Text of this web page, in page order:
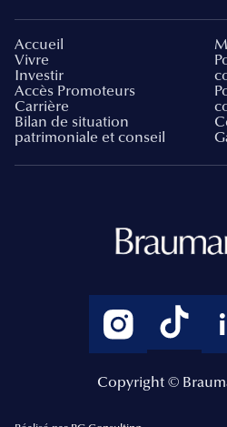
Accueil
Vivre
Investir
Accès Promoteurs
Carrière
Bilan de situation
patrimoniale et conseil
Copyright ©